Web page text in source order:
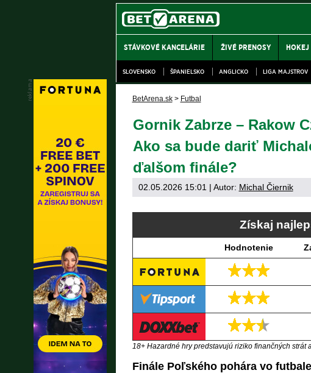
STÁVKOVÉ KANCELÁRIE ŽIVÉ PRENOSY HOKEJ
SLOVENSKO ŠPANIELSKO ANGLICKO LIGA MAJSTROV
BetArena.sk > Futbal
Gornik Zabrze – Rakow
Ako sa bude dariť
ďalšom finále?
02.05.2026 15:01 | Autor: Michal Čiernik
Získaj
Hodnotenie
18+ Hazardné hry predstavujú riziko finančných strát
Finále Poľského pohára vo